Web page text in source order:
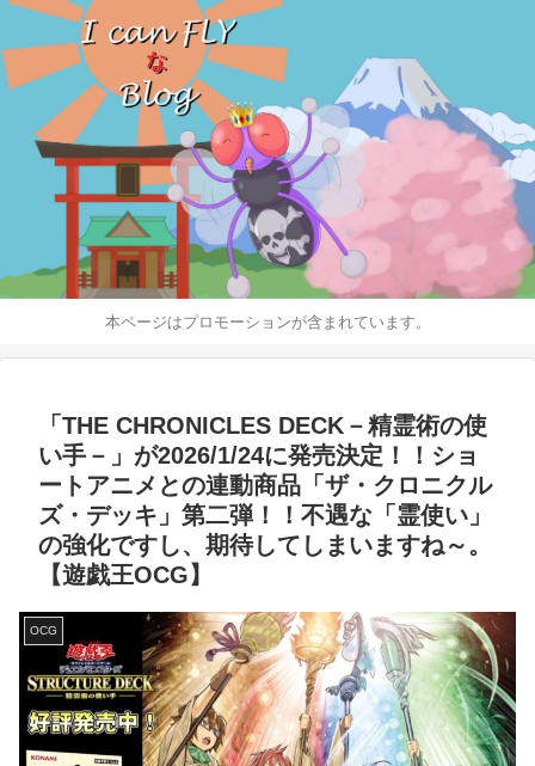
本ページはプロモーションが含まれています。
「THE CHRONICLES DECK－精霊術の使
い手－」が2026/1/24に発売決定！！ショ
ートアニメとの連動商品「ザ・クロニクル
ズ・デッキ」第二弾！！不遇な「霊使い」
の強化ですし、期待してしまいますね～。
【遊戯王OCG】
OCG